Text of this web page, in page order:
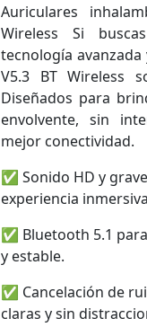
Auriculares
Wireless Si
tecnología
V5.3 BT Wireless
Diseñados para
envolvente, sin
mejor conectividad.
✅ Sonido HD y
experiencia
✅ Bluetooth 5.1
y estable.
✅ Cancelación de
claras y sin